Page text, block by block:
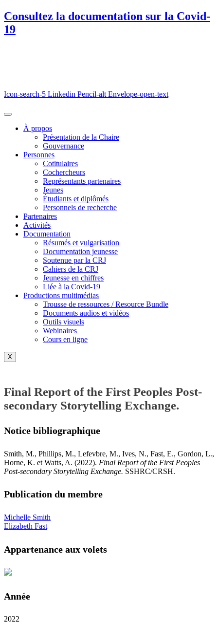
Consultez la documentation sur la Covid-
19
Icon-search-5 Linkedin Pencil-alt Envelope-open-text
À propos
Présentation de la Chaire
Gouvernance
Personnes
Cotitulaires
Cochercheurs
Représentants partenaires
Jeunes
Étudiants et diplômés
Personnels de recherche
Partenaires
Activités
Documentation
Résumés et vulgarisation
Documentation jeunesse
Soutenue par la CRJ
Cahiers de la CRJ
Jeunesse en chiffres
Liée à la Covid-19
Productions multimédias
Trousse de ressources / Resource Bundle
Documents audios et vidéos
Outils visuels
Webinaires
Cours en ligne
X
Final Report of the First Peoples Post-
secondary Storytelling Exchange.
Notice bibliographique
Smith, M., Phillips, M., Lefevbre, M., Ives, N., Fast, E., Gordon, L.,
Horne, K. et Watts, A. (2022). Final Report of the First Peoples
Post-secondary Storytelling Exchange. SSHRC/CRSH.
Publication du membre
Michelle Smith
Elizabeth Fast
Appartenance aux volets
Année
2022